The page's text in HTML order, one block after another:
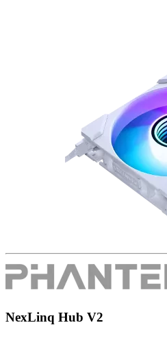
NexLinq Hub V2